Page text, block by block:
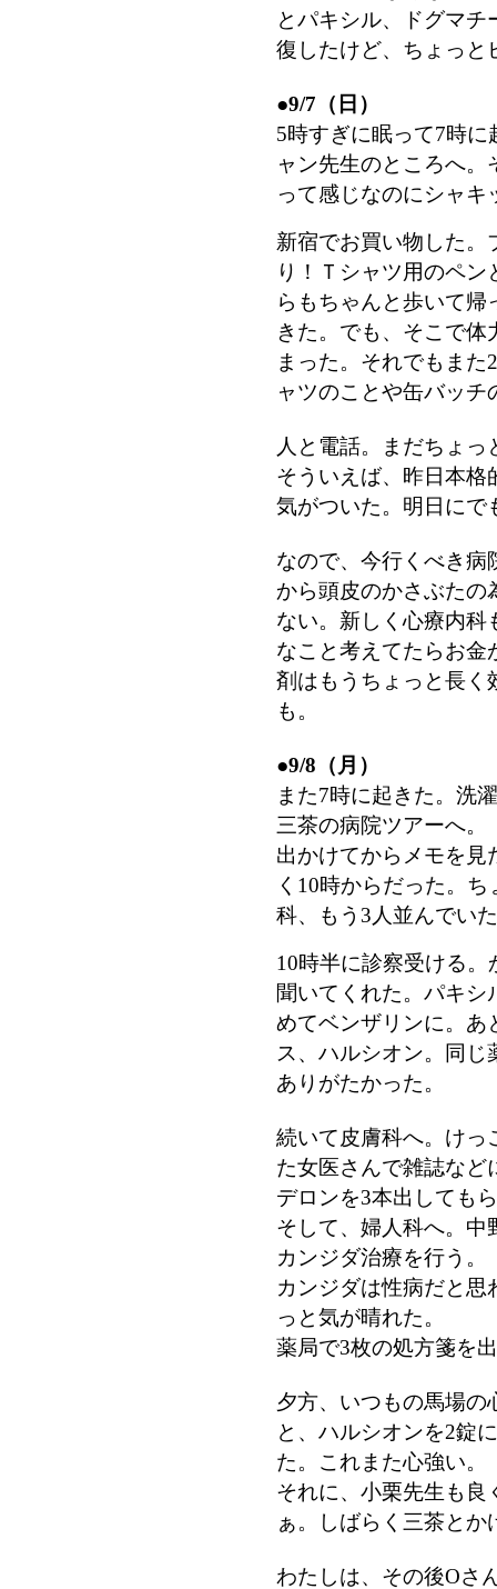
とパキシル、ドグマ
復したけど、ちょっと
●9/7（日）
5時すぎに眠って7時
ャン先生のところへ
って感じなのにシャ
新宿でお買い物した。
り！Ｔシャツ用のペ
らもちゃんと歩いて
きた。でも、そこで
まった。それでもま
ャツのことや缶バッチ
人と電話。まだちょ
そういえば、昨日本格
気がついた。明日にで
なので、今行くべき病
から頭皮のかさぶたの
ない。新しく心療内科
なこと考えてたらお金
剤はもうちょっと長く
も。
●9/8（月）
また7時に起きた。洗
三茶の病院ツアーへ。
出かけてからメモを見
く10時からだった。
科、もう3人並んでい
10時半に診察受ける
聞いてくれた。パキシ
めてベンザリンに。あ
ス、ハルシオン。同
ありがたかった。
続いて皮膚科へ。けっ
た女医さんで雑誌など
デロンを3本出しても
そして、婦人科へ。中
カンジダ治療を行う。
カンジダは性病だと
っと気が晴れた。
薬局で3枚の処方箋を
夕方、いつもの馬場の
と、ハルシオンを2錠
た。これまた心強い。
それに、小栗先生も良
ぁ。しばらく三茶と
わたしは、その後Oさ